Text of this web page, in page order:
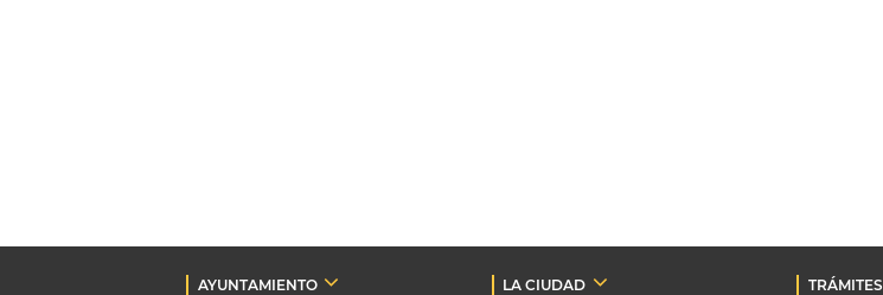
AYUNTAMIENTO LA CIUDAD TRÁMITES